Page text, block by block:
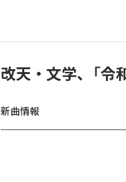
改天・文学、「令
新曲情報